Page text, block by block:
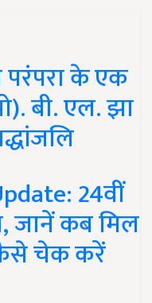
परंपरा के एक
बी. एल. झा
24वीं
जानें कब मिल
चेक करें